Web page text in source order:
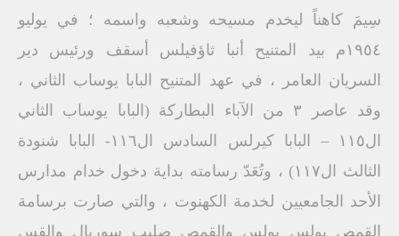
سِيمَ كاهناً ليخدم مسيحه وشعبه واسمه ؛ في يوليو
١٩٥٤م بيد المتنيح أنبا ثاؤفيلس أسقف ورئيس دير
السريان العامر ، في عهد المتنيح البابا يوساب الثاني ،
وقد عاصر ٣ من الآباء البطاركة (البابا يوساب الثاني
ال١١٥ – البابا كيرلس السادس ال١١٦- البابا شنودة
الثالث ال١١٧) ، وتُعَدّ رسامته بداية دخول خدام مدارس
الأحد الجامعيين لخدمة الكهنوت ، والتي صارت برسامة
القمص بولس بولس والقمص صليب سوريال والقس